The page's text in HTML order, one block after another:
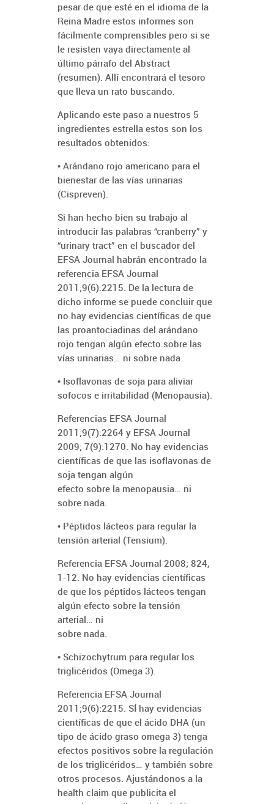
pesar de que esté en el idioma de la
Reina Madre estos informes son
fácilmente comprensibles pero si se
le resisten vaya directamente al
último párrafo del Abstract
(resumen). Allí encontrará el tesoro
que lleva un rato buscando.
Aplicando este paso a nuestros 5
ingredientes estrella estos son los
resultados obtenidos:
• Arándano rojo americano para el
bienestar de las vías urinarias
(Cispreven).
Si han hecho bien su trabajo al
introducir las palabras “cranberry” y
“urinary tract” en el buscador del
EFSA Journal habrán encontrado la
referencia EFSA Journal
2011;9(6):2215. De la lectura de
dicho informe se puede concluir que
no hay evidencias científicas de que
las proantociadinas del arándano
rojo tengan algún efecto sobre las
vías urinarias… ni sobre nada.
• Isoflavonas de soja para aliviar
sofocos e irritabilidad (Menopausia).
Referencias EFSA Journal
2011;9(7):2264 y EFSA Journal
2009; 7(9):1270. No hay evidencias
científicas de que las isoflavonas de
soja tengan algún
efecto sobre la menopausia… ni
sobre nada.
• Péptidos lácteos para regular la
tensión arterial (Tensium).
Referencia EFSA Journal 2008; 824,
1-12. No hay evidencias científicas
de que los péptidos lácteos tengan
algún efecto sobre la tensión
arterial… ni
sobre nada.
• Schizochytrum para regular los
triglicéridos (Omega 3).
Referencia EFSA Journal
2011;9(6):2215. SÍ hay evidencias
científicas de que el ácido DHA (un
tipo de ácido graso omega 3) tenga
efectos positivos sobre la regulación
de los triglicéridos… y también sobre
otros procesos. Ajustándonos a la
health claim que publicita el